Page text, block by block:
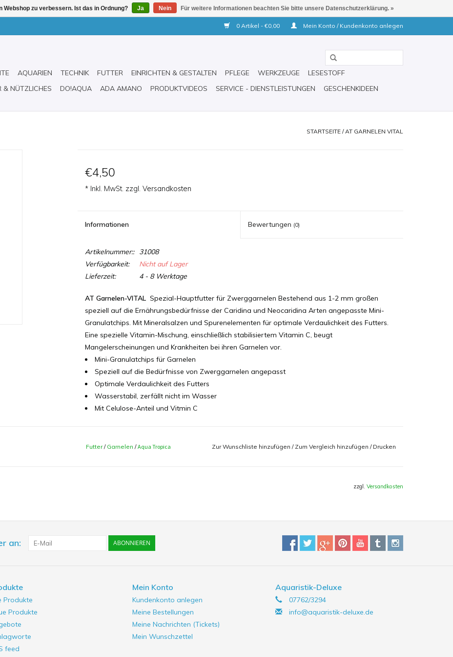
0 Artikel - €0,00 Mein Konto / Kundenkonto anlegen
AQUARIEN TECHNIK FUTTER EINRICHTEN & GESTALTEN PFLEGE WERKZEUGE
LESESTOFF
& NÜTZLICHES
DO!AQUA ADA AMANO PRODUKTVIDEOS SERVICE - DIENSTLEISTUNGEN GESCHENKIDEEN
STARTSEITE /AT GARNELEN VITAL
€4,50
* Inkl. MwSt. zzgl. Versandkosten
Informationen Bewertungen (0)
Artikelnummer::
31008
Verfügbarkeit:
Nicht auf Lager
Lieferzeit:
4 - 8 Werktage
AT Garnelen-VITAL Spezial-Hauptfutter für Zwerggarnelen Bestehend aus 1-2 mm großen
speziell auf die Ernährungsbedürfnisse der Caridina und Neocaridina Arten angepasste Mini-
Granulatchips. Mit Mineralsalzen und Spurenelementen für optimale Verdaulichkeit des Futters.
Eine spezielle Vitamin-Mischung, einschließlich stabilisiertem Vitamin C, beugt
Mangelerscheinungen und Krankheiten bei ihren Garnelen vor.
Mini-Granulatchips für Garnelen
Speziell auf die Bedürfnisse von Zwerggarnelen angepasst
Optimale Verdaulichkeit des Futters
Wasserstabil, zerfällt nicht im Wasser
Mit Celulose-Anteil und Vitmin C
Vitamine, Provitamine und andere chemisch definierte Stoffe mit ähnlicher Wirkung (pro 1000 g)
Vitamin A 30000 IE
Vitamin E 100 mg
Fütterungsempfehlung
Zweimal täglich kleine Mengen füttern die innerhalb einer Stunde gefressen sind.
Übriggebliebene Futterreste sollte man generell aus dem Aquarium entfernen.
Futter/ Garnelen /Aqua Tropica Zur Wunschliste hinzufügen / Zum Vergleich hinzufügen / Drucken
zzgl. Versandkosten
an: ABONNIEREN
Produkte
Produkte
feed
Mein Konto
Kundenkonto anlegen
Meine Bestellungen
Meine Nachrichten (Tickets)
Mein Wunschzettel
Aquaristik-Deluxe
07762/3294
info@aquaristik-deluxe.de
zu verbessern. Ist das in Ordnung? Ja Nein Für weitere Informationen beachten Sie bitte unsere Datenschutzerklärung. »